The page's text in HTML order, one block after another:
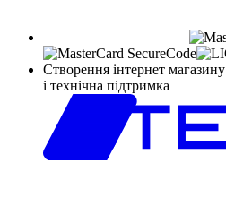
Створення інтернет магазину
і технічна підтримка